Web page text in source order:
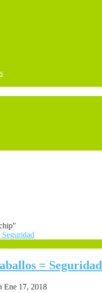
= Seguridad
Ene 17, 2018